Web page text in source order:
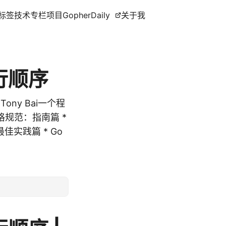
签技术专栏项目 GopherDaily 关于我
顺序
Bai一个程
规范：指南篇 *
佳实践篇 * Go